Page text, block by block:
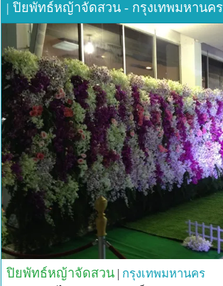
| ปิยพัทธ์หญ้าจัดสวน - กรุงเทพมหานคร
ปิยพัทธ์หญ้าจัดสวน | กรุงเทพมหานคร